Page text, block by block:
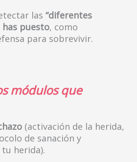
las “diferentes
has puesto, como
para sobrevivir.
módulos que
(activación de la herida,
de sanación y
herida).